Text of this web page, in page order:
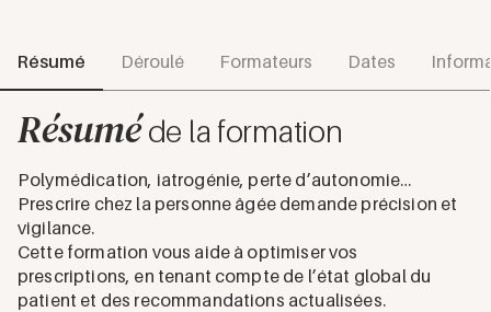
Résumé Déroulé Formateurs Dates
Résuméde la formation
Polymédication, iatrogénie, perte d’autonomie…
Prescrire chez la personne âgée demande précision et
vigilance.
Cette formation vous aide à optimiser vos
prescriptions, en tenant compte de l’état global du
patient et des recommandations actualisées.